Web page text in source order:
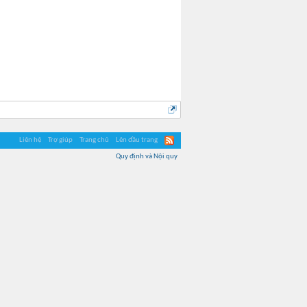
Liên hệ Trợ giúp Trang chủ Lên đầu trang
Quy định và Nội quy